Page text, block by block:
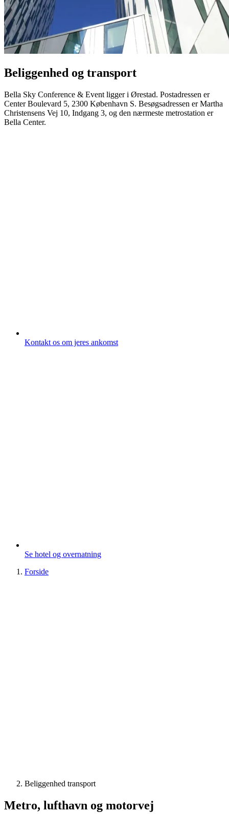
Beliggenhed og transport
Bella Sky Conference & Event ligger i Ørestad. Postadressen er
Center Boulevard 5, 2300 København S. Besøgsadressen er Martha
Christensens Vej 10, Indgang 3, og den nærmeste metrostation er
Bella Center.
Kontakt os om jeres ankomst
Se hotel og overnatning
Forside
Beliggenhed transport
Metro, lufthavn og motorvej